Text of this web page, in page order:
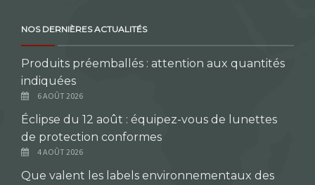
NOS DERNIÈRES ACTUALITÉS
Produits préemballés : attention aux quantités
indiquées
6 AOÛT 2026
Éclipse du 12 août : équipez-vous de lunettes
de protection conformes
4 AOÛT 2026
Que valent les labels environnementaux des